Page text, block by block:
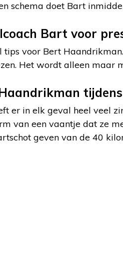
schema doet Bart
Bart voor
voor Bert
Het wordt alleen maar
tijdens
er in elk geval heel veel
van een vaantje dat ze
geven van de 40